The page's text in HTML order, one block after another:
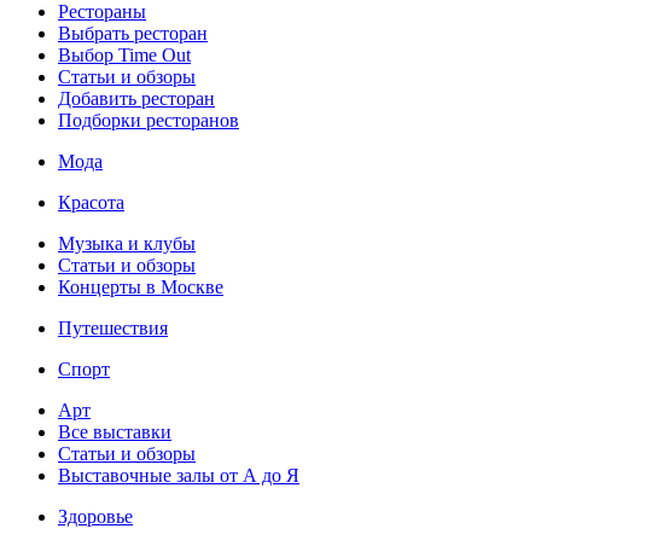
Рестораны
Выбрать ресторан
Выбор Time Out
Статьи и обзоры
Добавить ресторан
Подборки ресторанов
Мода
Красота
Музыка и клубы
Статьи и обзоры
Концерты в Москве
Путешествия
Спорт
Арт
Все выставки
Статьи и обзоры
Выставочные залы от А до Я
Здоровье